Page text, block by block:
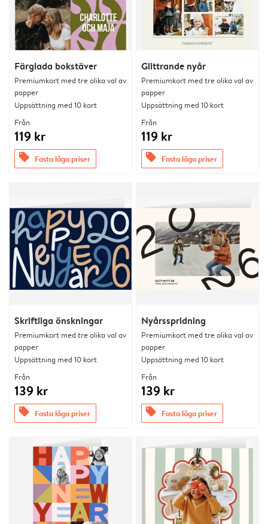
Färglada bokstäver
Premiumkort med tre olika val av
papper
Uppsättning med 10 kort
Från
119 kr
offers Fasta låga priser
Glittrande nyår
Premiumkort med tre olika val av
papper
Uppsättning med 10 kort
Från
119 kr
offers Fasta låga priser
Skriftliga önskningar
Premiumkort med tre olika val av
papper
Uppsättning med 10 kort
Från
139 kr
offers Fasta låga priser
Nyårsspridning
Premiumkort med tre olika val av
papper
Uppsättning med 10 kort
Från
139 kr
offers Fasta låga priser